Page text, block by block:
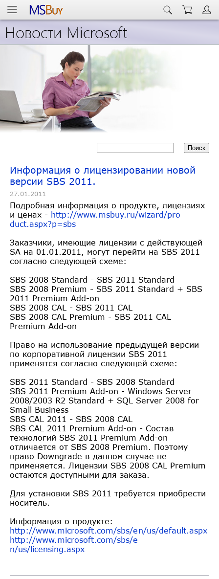
Новости Microsoft
Информация о лицензировании новой
версии SBS 2011.
27.01.2011
Подробная информация о продукте, лицензиях
и ценах - http://www.msbuy.ru/wizard/pro
duct.aspx?p=sbs
Заказчики, имеющие лицензии с действующей
SA на 01.01.2011, могут перейти на SBS 2011
согласно следующей схеме:
SBS 2008 Standard - SBS 2011 Standard
SBS 2008 Premium - SBS 2011 Standard + SBS
2011 Premium Add-on
SBS 2008 CAL - SBS 2011 CAL
SBS 2008 CAL Premium - SBS 2011 CAL
Premium Add-on
Право на использование предыдущей версии
по корпоративной лицензии SBS 2011
применятся согласно следующей схеме:
SBS 2011 Standard - SBS 2008 Standard
SBS 2011 Premium Add-on - Windows Server
2008/2003 R2 Standard + SQL Server 2008 for
Small Business
SBS CAL 2011 - SBS 2008 CAL
SBS CAL 2011 Premium Add-on - Состав
технологий SBS 2011 Premium Add-on
отличается от SBS 2008 Premium. Поэтому
право Downgrade в данном случае не
применяется. Лицензии SBS 2008 CAL Premium
остаются доступными для заказа.
Для установки SBS 2011 требуется приобрести
носитель.
Информация о продукте:
http://www.microsoft.com/sbs/en/us/default.aspx
http://www.microsoft.com/sbs/e
n/us/licensing.aspx